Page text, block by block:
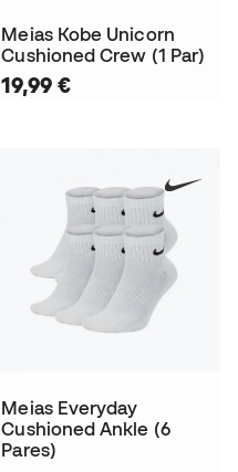
Meias Kobe Unicorn
Cushioned Crew (1 Par)
19,99 €
Meias Everyday
Cushioned Ankle (6
Pares)